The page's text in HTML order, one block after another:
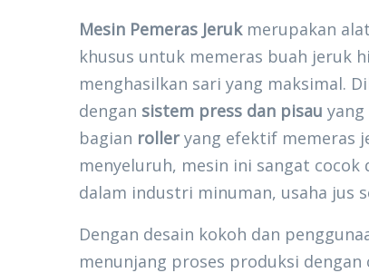
Mesin Pemeras Jerukmerupakan
khusus untuk memeras buah jeruk
menghasilkan sari yang maksimal.
dengan sistem press dan pisau
bagian rolleryang efektif memeras
menyeluruh, mesin ini sangat cocok
dalam industri minuman, usaha jus
Dengan desain kokoh dan
menunjang proses produksi dengan